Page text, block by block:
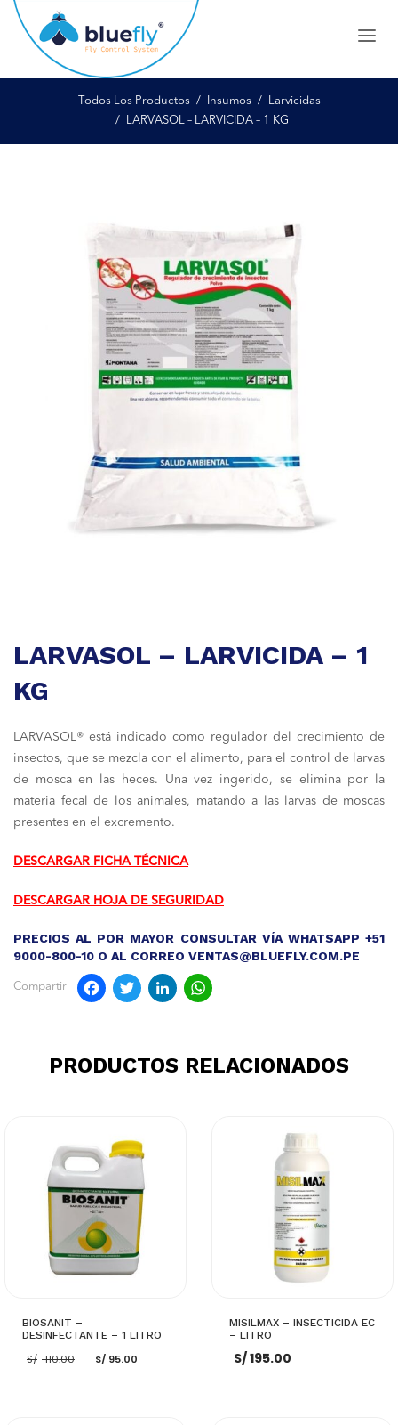
Todos Los Productos Insumos
Larvicidas
LARVASOL – LARVICIDA – 1 KG
LARVASOL – LARVICIDA – 1
KG
LARVASOL® está indicado como regulador del crecimiento de
insectos, que se mezcla con el alimento, para el control de larvas
de mosca en las heces. Una vez ingerido, se elimina por la
materia fecal de los animales, matando a las larvas de moscas
presentes en el excremento.
DESCARGAR FICHA TÉCNICA
DESCARGAR HOJA DE SEGURIDAD
PRECIOS AL POR MAYOR CONSULTAR VÍA WHATSAPP +51
9000-800-10 O AL CORREO VENTAS@BLUEFLY.COM.PE
Compartir Facebook
TwitterLinkedIn
PRODUCTOS RELACIONADOS
BIOSANIT –
DESINFECTANTE – 1 LITRO
S/ 110.00 El
precio
S/ 95.00
MISILMAX – INSECTICIDA EC
– LITRO
S/195.00